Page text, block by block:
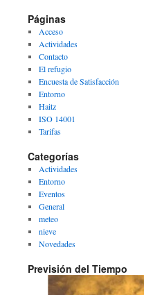
Páginas
Acceso
Actividades
Contacto
El refugio
Encuesta de Satisfacción
Entorno
Haitz
ISO 14001
Tarifas
Categorías
Actividades
Entorno
Eventos
General
meteo
nieve
Novedades
Previsión del Tiempo